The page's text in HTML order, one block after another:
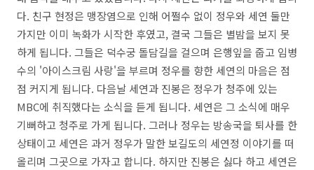
다. 친구 현정은 맹장염으로 인해 어쩔수 없이 정우와 세연 둘만
가지만 이미 녹화가 시작한 후였고, 결국 그들은 별밤을 보지 못
하게 됩니다. 그들은 덕수궁 돌담길을 걸으며 은행잎을 줍고 임병
수의 '아이스크림 사랑'을 부르며 정우를 향한 세연의 마음은 점
점 커지게 됩니다. 다음날 세연과 진봉은 정우가 청주에 있는
MBC에 취직했다는 소식을 듣게 됩니다. 세연은 그 소식에 매우
기뻐하고 청주로 가게 됩니다. 그러나 정우는 방송국을 퇴사를 한
상태이고 세연은 과거 정우가 말한 보길도의 세연정 이야기를 떠
올리며 그곳으로 가자고 합니다. 하지만 진봉은 싫다 하고 세연은